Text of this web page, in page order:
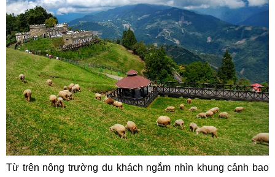
Từ trên nông trường du khách ngắm nhìn khung cảnh bao